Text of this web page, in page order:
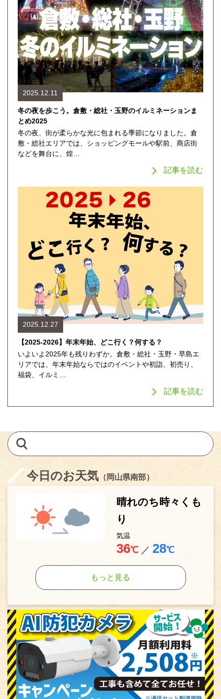
2025.12.11
冬の夜を歩こう。倉敷・総社・玉野のイルミネーションま
とめ2025
冬の夜、街が柔らかな光に包まれる季節になりました。倉
敷・総社エリアでは、ショッピングモールや駅前、商店街
などを舞台に、煌…
記事を読む
2025.12.27
【2025-2026】年末年始、どこ行く？何する？
いよいよ2025年も残りわずか。倉敷・総社・玉野・早島エ
リアでは、年末年始ならではのイベントや初詣、初売り、
福袋、イルミ…
記事を読む
今日のお天気 （岡山県南部）
晴れのち時々くも
り
気温
36℃／ 28℃
もっと見る